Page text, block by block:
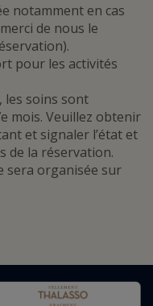
notamment en cas
de nous le
pour les activités
les soins sont
mois. Veuillez obtenir
et signaler l’état et
de la réservation.
sera organisée sur